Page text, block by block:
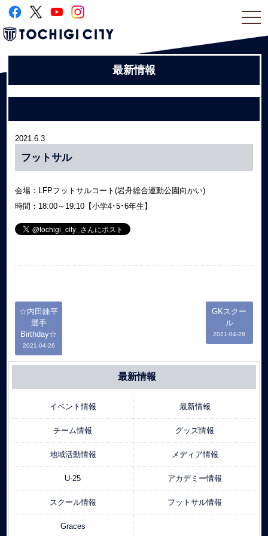
最新情報
2021.6.3
フットサル
会場：LFPフットサルコート(岩舟総合運動公園向かい)
時間：18:00～19:10【小学4･5･6年生】
☆内田錬平
選手
Birthday☆
2021-04-26
GKスクー
ル
2021-04-28
最新情報
イベント情報 最新情報
チーム情報 グッズ情報
地域活動情報 メディア情報
U-25 アカデミー情報
スクール情報 フットサル情報
Graces